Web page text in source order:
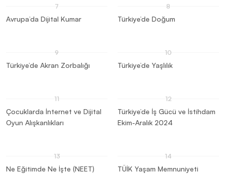
Avrupa’da Dijital Kumar Türkiye’de Doğum
Türkiye’de Akran Zorbalığı Türkiye’de Yaşlılık
Çocuklarda İnternet ve Dijital
Oyun Alışkanlıkları
Türkiye’de İş Gücü ve İstihdam
Ekim-Aralık 2024
Ne Eğitimde Ne İşte (NEET)
TÜİK Yaşam Memnuniyeti